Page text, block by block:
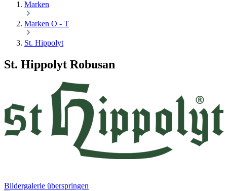
Marken
Marken O - T
St. Hippolyt
St. Hippolyt Robusan
Bildergalerie überspringen